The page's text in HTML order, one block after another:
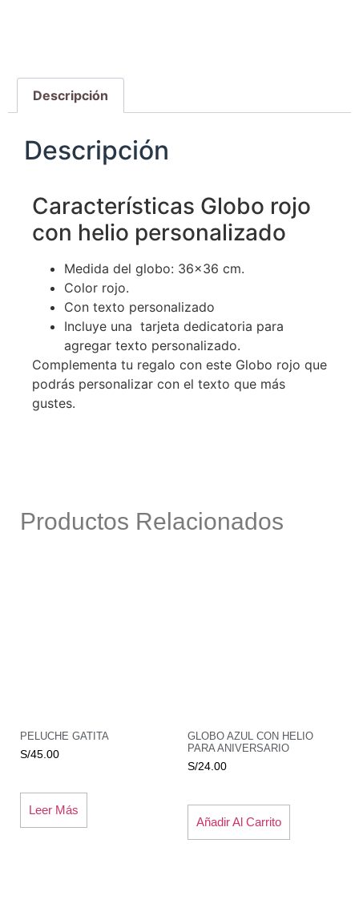
Descripción
Descripción
Características Globo rojo
con helio personalizado
Medida del globo: 36×36 cm.
Color rojo.
Con texto personalizado
Incluye una tarjeta dedicatoria para
agregar texto personalizado.
Complementa tu regalo con este Globo rojo que
podrás personalizar con el texto que más
gustes.
Productos Relacionados
PELUCHE GATITA
S/45.00
Leer Más
GLOBO AZUL CON HELIO
PARA ANIVERSARIO
S/24.00
Añadir Al Carrito